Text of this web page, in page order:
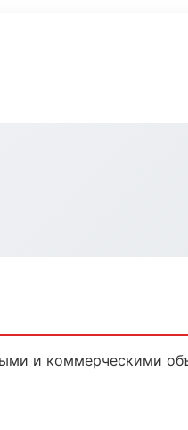
и коммерческими